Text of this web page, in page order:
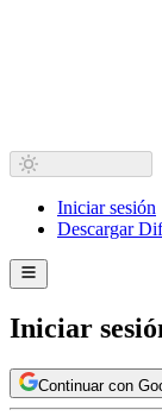
Iniciar sesión
Descargar
Iniciar
Continuar con